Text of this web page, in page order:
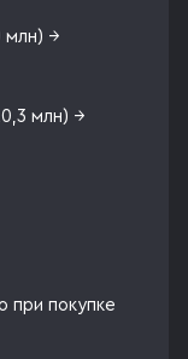
млн) →
млн) →
при покупке